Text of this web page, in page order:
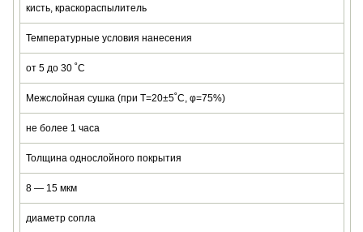
кисть, краскораспылитель
Температурные условия нанесения
от 5 до 30 ˚C
Межслойная сушка (при Т=20±5˚C, φ=75%)
не более 1 часа
Толщина однослойного покрытия
8 — 15 мкм
диаметр сопла